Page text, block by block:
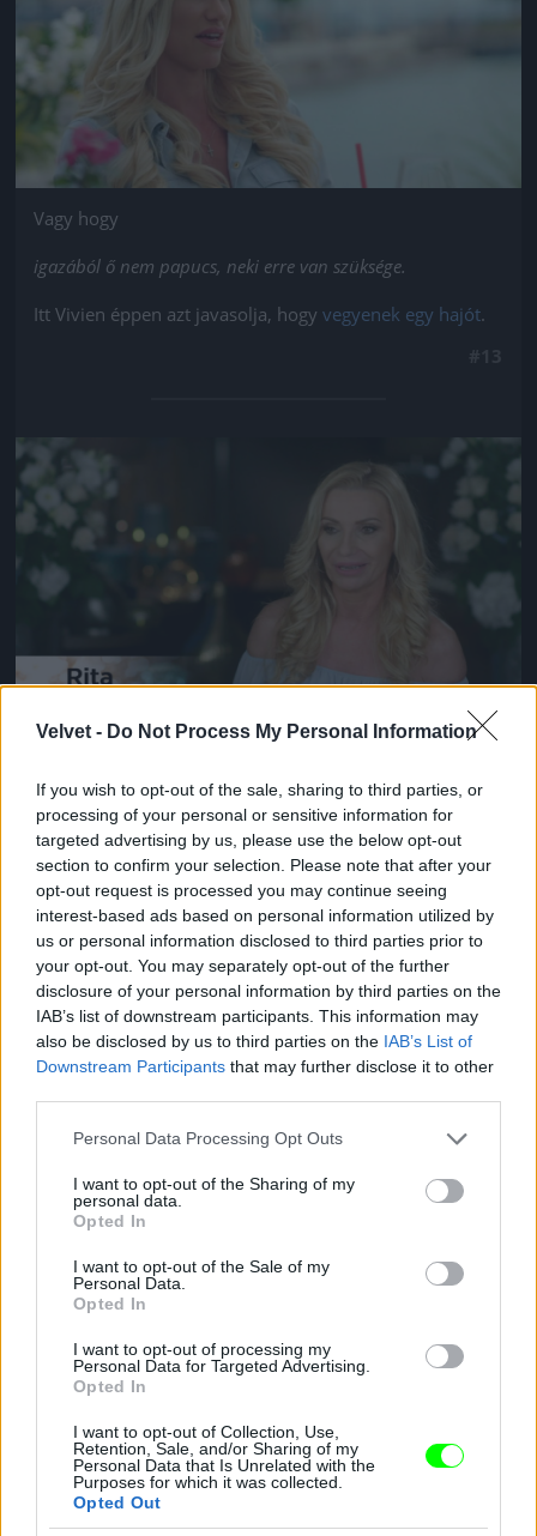
Velvet - Do Not Process My Personal Information
If you wish to opt-out of the sale, sharing to third parties, or
processing of your personal or sensitive information for
targeted advertising by us, please use the below opt-out
section to confirm your selection. Please note that after your
opt-out request is processed you may continue seeing
interest-based ads based on personal information utilized by
us or personal information disclosed to third parties prior to
your opt-out. You may separately opt-out of the further
disclosure of your personal information by third parties on the
IAB’s list of downstream participants. This information may
also be disclosed by us to third parties on the IAB’s List of
Downstream Participants that may further disclose it to other
Please note that this website/app uses one or more Google
not limited to your visit or usage behaviour. You may click to
grant or deny consent to Google and its third-party tags to
use your data for below specified purposes in below Google
consent section.
Personal Data Processing Opt Outs
I want to opt-out of the Sharing of my
personal data.
Opted In
I want to opt-out of the Sale of my
Personal Data.
Opted In
I want to opt-out of processing my
Personal Data for Targeted Advertising.
Opted In
I want to opt-out of Collection, Use,
Retention, Sale, and/or Sharing of my
Personal Data that Is Unrelated with the
Purposes for which it was collected.
Opted Out
Vagy hogy
igazából ő nem papucs, neki erre van szüksége.
Itt Vivien éppen azt javasolja, hogy vegyenek egy hajót.
Jön még kép!
Jön még kép!
És most ismerjék meg Farkas Ritát, a 48 éves
de azóta sincs senkije egyiküknek sem.
Jön még kép!